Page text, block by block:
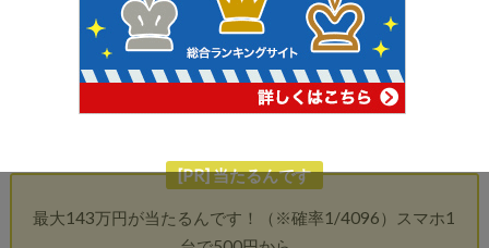
[PR] 当たるんです
最大143万円が当たるんです！（※確率1/4096）スマホ1